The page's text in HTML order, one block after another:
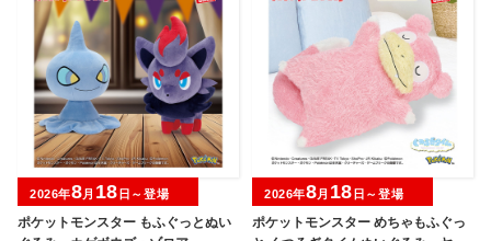
ポケットモンスター もふぐっとぬい
2026年8月 18 日～登場
ポケットモンスター めちゃもふぐっ
2026年8月 18 日～登場